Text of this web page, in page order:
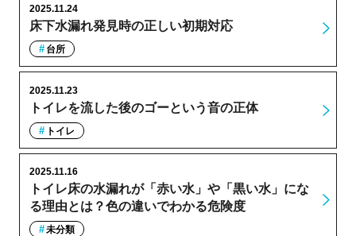
床下水漏れ発見時の正しい初期対応
2025.11.24
台所
トイレを流した後のゴーという音の正体
2025.11.23
トイレ
トイレ床の水漏れが「赤い水」や「黒い水」にな
る理由とは？色の違いでわかる危険度
2025.11.16
未分類